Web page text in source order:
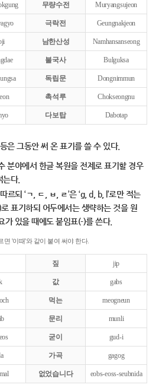
무량수전 Muryangsujeon
극락전 Geungnakjeon
남한산성 Namhansanseong
불국사 Bulguksa
독립문 Dongnimmun
촉석루 Chokseongnu
다보탑 Dabotap
은 그동안 써 온 표기를 쓸 수 있다.
분야에서 한글 복원을 전제로 표기할 경우
다.
되 ‘ㄱ, ㄷ, ㅂ, ㄹ’은 ‘g, d, b, l’로만 적는
표기하되 어두에서는 생략하는 것을 원
가 있을 때에도 붙임표(-)를 쓴다.
면 '이때'와 같이 붙여 써야 한다.
짚 jip
값 gabs
먹는 meogneun
문리 munli
굳이 gud-i
가곡 gagog
없었습니다 eobs-eoss-seubnida